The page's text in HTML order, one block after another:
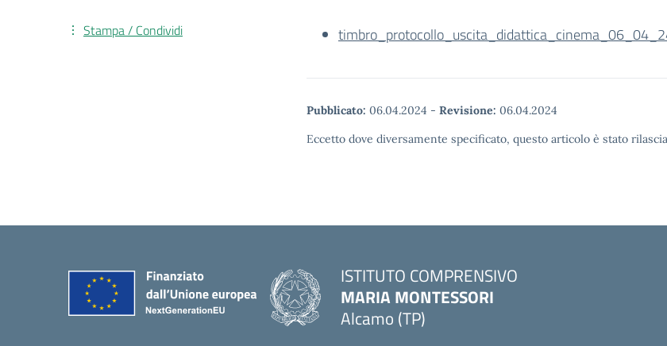
Pubblicato: 06.04.2024 - Revisione: 06.04.2024
Eccetto dove diversamente specificato, questo articolo è stato
Stampa / Condividi
ISTITUTO COMPRENSIVO
MARIA MONTESSORI
Alcamo (TP)